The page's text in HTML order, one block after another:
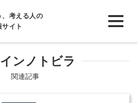
、考える人の
イト
ンノトビラ
関連記事